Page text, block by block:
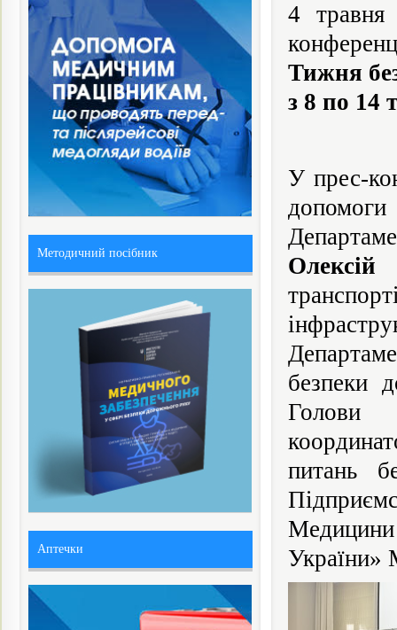
4 травня
Тижня
з 8 по 14
У прес-
Олексій
безпеки
Голови
питань
Методичний посібник
Аптечки